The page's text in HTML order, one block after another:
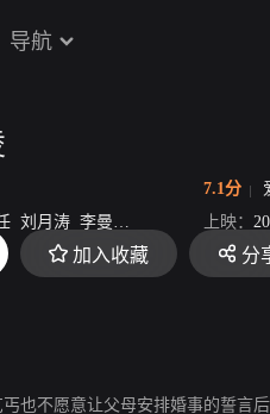
导航
7.1分
刘月涛 李曼 王子文 褚阳上映：
加入收藏 分
也不愿意让父母安排婚事的誓言